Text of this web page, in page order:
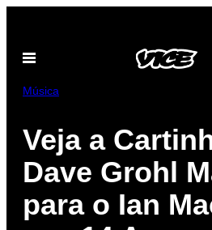
content
Open
Música
Veja a
Dave Grohl
para o Ian